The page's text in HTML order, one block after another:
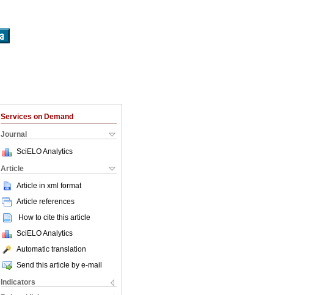
Services on Demand
Journal
SciELO Analytics
Article
Article in xml format
Article references
How to cite this article
SciELO Analytics
Automatic translation
Send this article by e-mail
Indicators